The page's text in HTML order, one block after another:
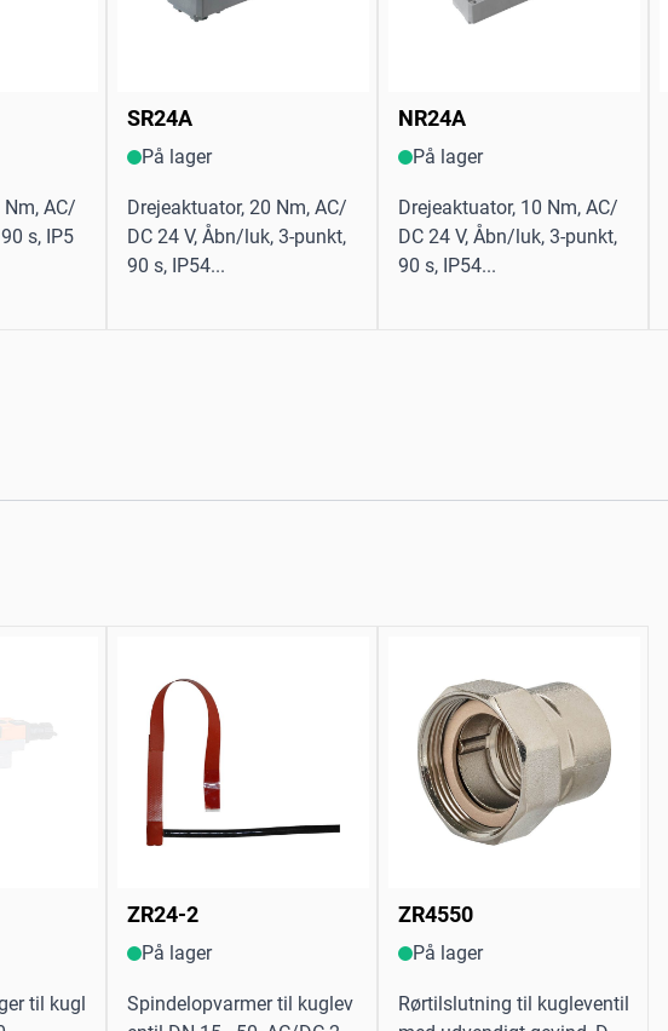
Nm, AC/
s, IP5
SR24A
På lager
Drejeaktuator, 20 Nm, AC/
DC 24 V, Åbn/luk, 3-punkt,
90 s, IP54...
NR24A
På lager
Drejeaktuator, 10 Nm, AC/
DC 24 V, Åbn/luk, 3-punkt,
90 s, IP54...
til kugl
ZR24-2
På lager
Spindelopvarmer til kuglev
ZR4550
På lager
Rørtilslutning til kugleventil